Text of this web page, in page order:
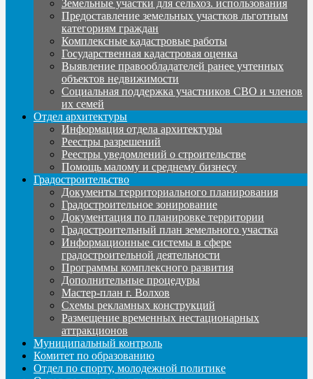
Земельные участки для сельхоз. использования
Предоставление земельных участков льготным
категориям граждан
Комплексные кадастровые работы
Государственная кадастровая оценка
Выявление правообладателей ранее учтенных
объектов недвижимости
Социальная поддержка участников СВО и членов
их семей
Отдел архитектуры
Информация отдела архитектуры
Реестры разрешений
Реестры уведомлений о строительстве
Помощь малому и среднему бизнесу
Градостроительство
Документы территориального планирования
Градостроительное зонирование
Документация по планировке территории
Градостроительный план земельного участка
Информационные системы в сфере
градостроительной деятельности
Программы комплексного развития
Дополнительные процедуры
Мастер-план г. Волхов
Схемы рекламных конструкций
Размещение временных нестационарных
аттракционов
Муниципальный контроль
Комитет по образованию
Отдел по спорту, молодежной политике